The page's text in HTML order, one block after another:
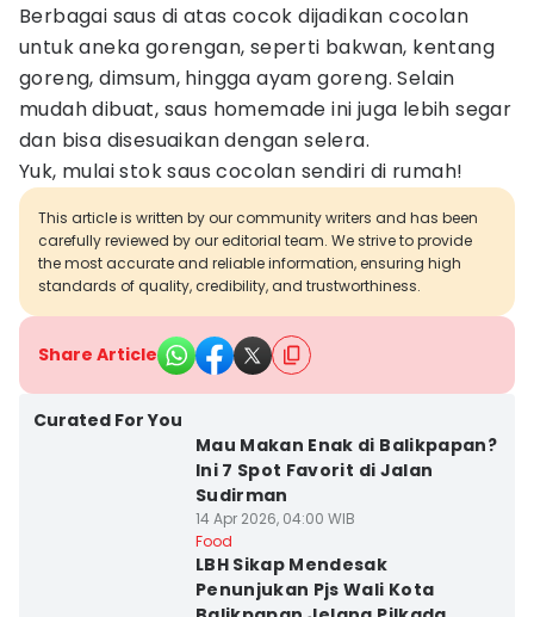
Berbagai saus di atas cocok dijadikan cocolan
untuk aneka gorengan, seperti bakwan, kentang
goreng, dimsum, hingga ayam goreng. Selain
mudah dibuat, saus homemade ini juga lebih segar
dan bisa disesuaikan dengan selera.
Yuk, mulai stok saus cocolan sendiri di rumah!
This article is written by our community writers and has been
carefully reviewed by our editorial team. We strive to provide
the most accurate and reliable information, ensuring high
standards of quality, credibility, and trustworthiness.
Share Article
Curated For You
Mau Makan Enak di Balikpapan?
Ini 7 Spot Favorit di Jalan
Sudirman
14 Apr 2026, 04:00 WIB
Food
LBH Sikap Mendesak
Penunjukan Pjs Wali Kota